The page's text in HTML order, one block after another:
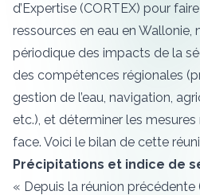
d’Expertise (CORTEX) pour
ressources en eau en Wallonie,
périodique des impacts de la
des compétences régionales
gestion de l’eau, navigation,
etc.), et déterminer les
face. Voici le bilan de cette
Précipitations et indice de
« Depuis la réunion précédente